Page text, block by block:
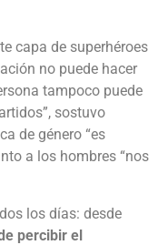
capa de superhéroes
no puede hacer
tampoco puede
sostuvo
de género “es
a los hombres “nos
los días: desde
percibir el